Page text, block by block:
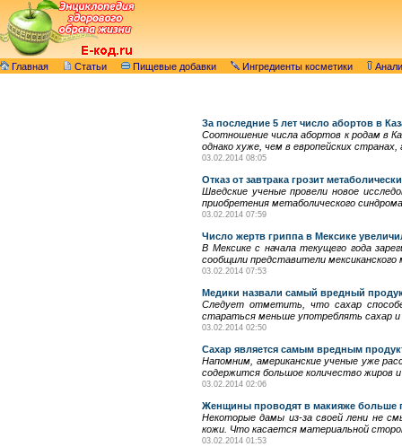
Главная Статьи Пищевые добавки Ингредиенты косметики
За последние 5 лет число абортов в
Соотношение числа абортов к родам в
однако хуже, чем в европейских
03.02.2014 08:05
Отказ от завтрака грозит
Шведские ученые провели новое
приобретения метаболического
03.02.2014 07:59
Число жертв гриппа в Мексике
В Мексике с начала текущего года
сообщили представители
03.02.2014 07:53
Медики назвали самый вредный
Следует отметить, что сахар
стараться меньше употреблять сахар
03.02.2014 02:50
Сахар является самым вредным
Напомним, американские ученые уже
содержится большое количество жиров и
03.02.2014 02:06
Женщины проводят в макияже больше
Некоторые дамы из-за своей лени не
кожи. Что касается материальной
03.02.2014 01:53